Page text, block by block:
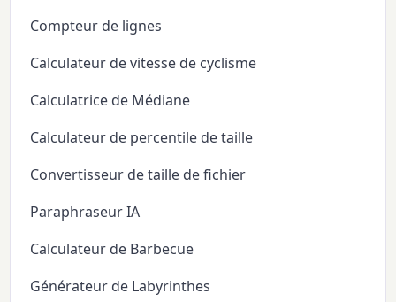
Compteur de lignes
Calculateur de vitesse de cyclisme
Calculatrice de Médiane
Calculateur de percentile de taille
Convertisseur de taille de fichier
Paraphraseur IA
Calculateur de Barbecue
Générateur de Labyrinthes